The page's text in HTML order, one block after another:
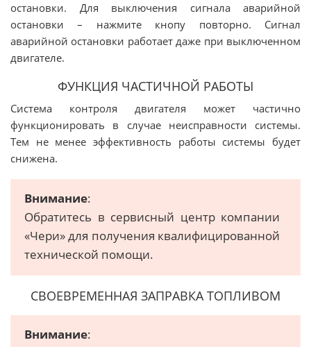
остановки. Для выключения сигнала аварийной
остановки – нажмите кнопу повторно. Сигнал
аварийной остановки работает даже при выключенном
двигателе.
ФУНКЦИЯ ЧАСТИЧНОЙ РАБОТЫ
Система контроля двигателя может частично
функционировать в случае неисправности системы.
Тем не менее эффективность работы системы будет
снижена.
Внимание:
Обратитесь в сервисный центр компании
«Чери» для получения квалифицированной
технической помощи.
СВОЕВРЕМЕННАЯ ЗАПРАВКА ТОПЛИВОМ
Внимание: